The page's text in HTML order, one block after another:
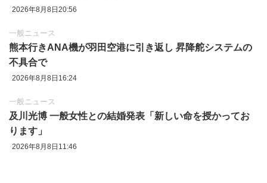
2026年8月8日20:56
一般ニュース
熊本行きANA機が羽田空港に引き返し 昇降舵システムの
不具合で
2026年8月8日16:24
一般ニュース
及川光博 一般女性との結婚発表「新しい命を授かってお
ります」
2026年8月8日11:46